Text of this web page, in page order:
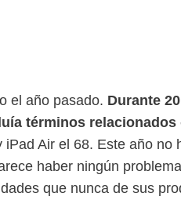
el año pasado. Durante
términos relacionados
Air el 68. Este año no
haber ningún
que nunca de sus